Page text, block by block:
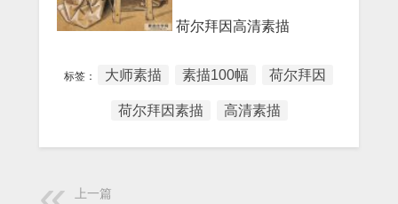
荷尔拜因高清素描
标签： 大师素描 素描100幅 荷尔拜因
荷尔拜因素描 高清素描
上一篇